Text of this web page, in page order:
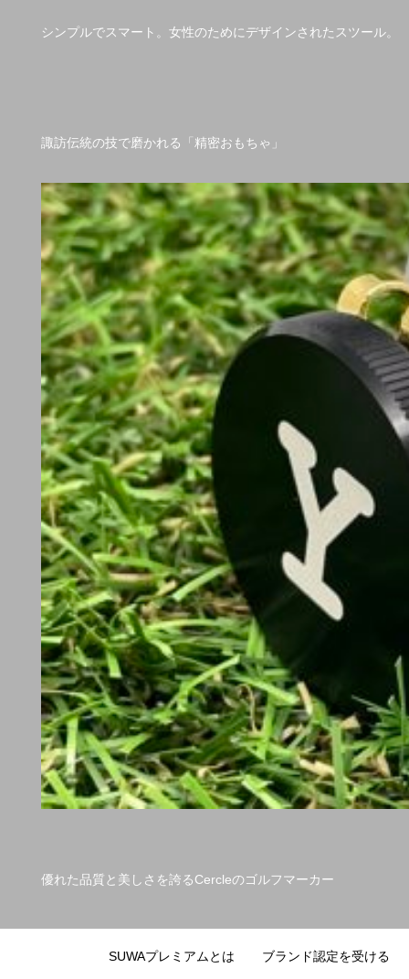
シンプルでスマート。女性のためにデザインされたスツール。
諏訪伝統の技で磨かれる「精密おもちゃ」
優れた品質と美しさを誇るCercleのゴルフマーカー
SUWAプレミアムとは ブランド認定を受ける